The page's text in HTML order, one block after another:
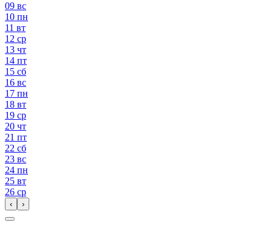
09 вс
10 пн
11 вт
12 ср
13 чт
14 пт
15 сб
16 вс
17 пн
18 вт
19 ср
20 чт
21 пт
22 сб
23 вс
24 пн
25 вт
26 ср
‹ ›